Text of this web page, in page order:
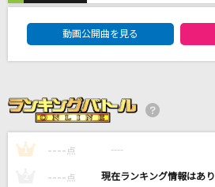
[生音]青い栞
Galileo Galilei
倉木麻衣
動画公開曲を見る
1 ---- 点 ----
---- 点 ----